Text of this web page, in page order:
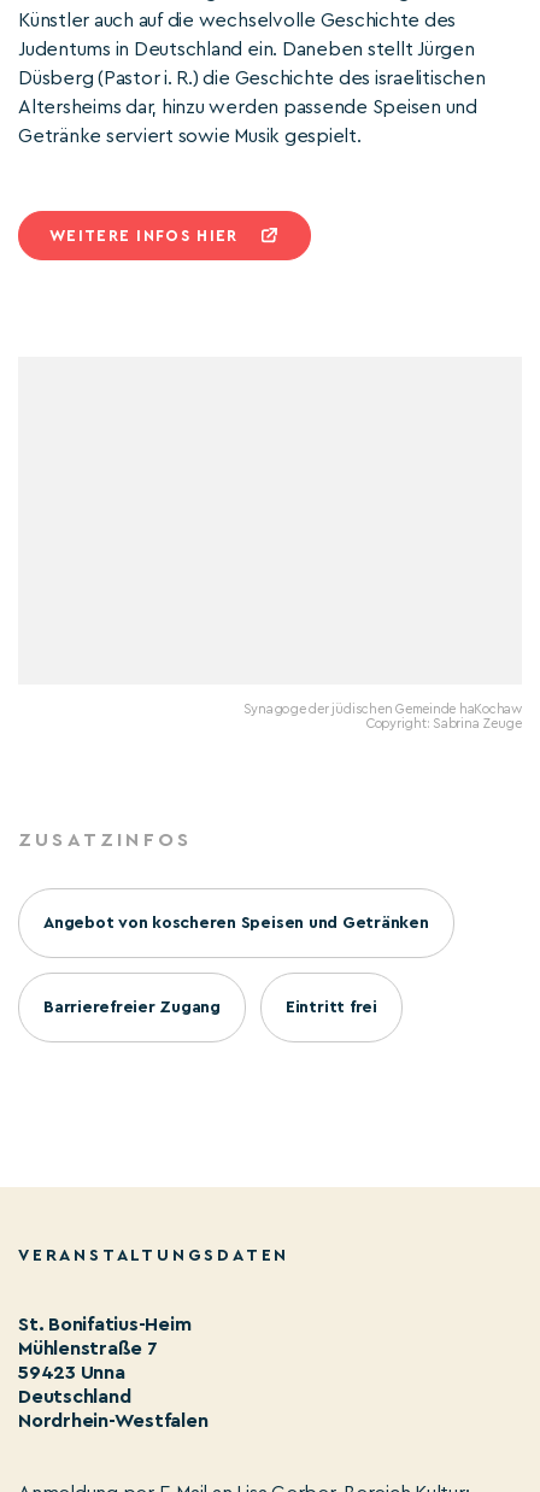
Künstler auch auf die wechselvolle Geschichte des
Judentums in Deutschland ein. Daneben stellt Jürgen
Düsberg (Pastor i. R.) die Geschichte des israelitischen
Altersheims dar, hinzu werden passende Speisen und
Getränke serviert sowie Musik gespielt.
WEITERE INFOS HIER
Synagoge der jüdischen Gemeinde haKochaw
Copyright: Sabrina Zeuge
ZUSATZINFOS
Angebot von koscheren Speisen und Getränken
Barrierefreier Zugang Eintritt frei
VERANSTALTUNGSDATEN
St. Bonifatius-Heim
Mühlenstraße 7
59423 Unna
Deutschland
Nordrhein-Westfalen